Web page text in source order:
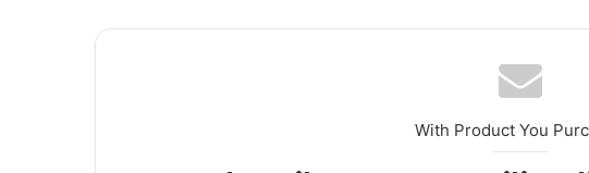
With Product You